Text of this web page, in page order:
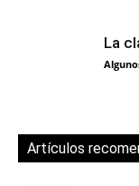
La
Artículos